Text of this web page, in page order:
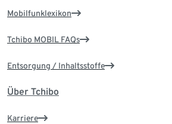
Mobilfunklexikon
Tchibo MOBIL FAQs
Entsorgung / Inhaltsstoffe
Über Tchibo
Karriere